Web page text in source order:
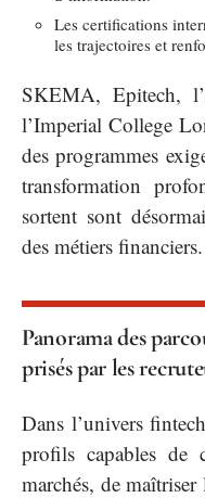
Les certifications
les trajectoires et
SKEMA, Epitech,
l’Imperial College
des programmes
transformation
sortent sont
des métiers financiers.
Panorama des
prisés par les
Dans l’univers
profils capables de
marchés, de